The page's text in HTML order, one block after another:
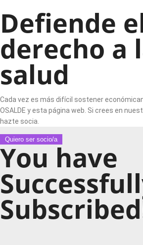
Defiende
derecho a
salud
Cada vez es más difícil sostener
OSALDE y esta página web. Si crees en
hazte socia.
Quiero ser socio/a
You have